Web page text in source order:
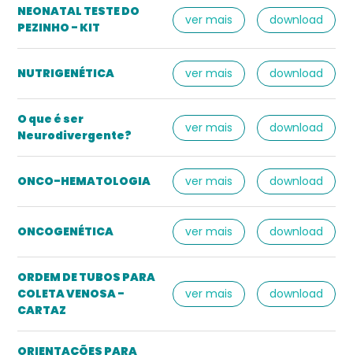
NEONATAL TESTE DO
PEZINHO - KIT
ver mais download
NUTRIGENÉTICA ver mais download
O que é ser
Neurodivergente?
ver mais download
ONCO-HEMATOLOGIA ver mais download
ONCOGENÉTICA ver mais download
ORDEM DE TUBOS PARA
COLETA VENOSA -
CARTAZ
ver mais download
ORIENTAÇÕES PARA